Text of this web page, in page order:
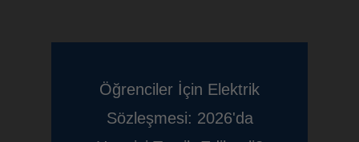
Öğrenciler İçin Elektrik
Sözleşmesi: 2026'da